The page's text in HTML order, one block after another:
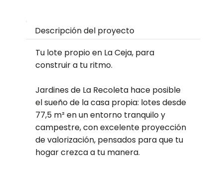
Descripción del proyecto
Tu lote propio en La Ceja, para
construir a tu ritmo.
Jardines de La Recoleta hace posible
el sueño de la casa propia: lotes desde
77,5 m² en un entorno tranquilo y
campestre, con excelente proyección
de valorización, pensados para que tu
hogar crezca a tu manera.